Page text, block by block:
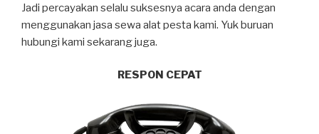
Jadi percayakan selalu suksesnya acara anda dengan
menggunakan jasa sewa alat pesta kami. Yuk buruan
hubungi kami sekarang juga.
RESPON CEPAT